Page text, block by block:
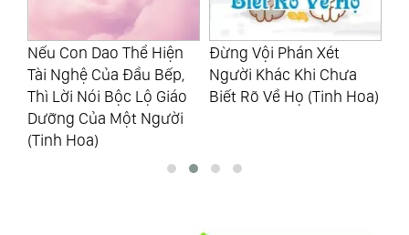
Nếu Con Dao Thể Hiện
Tài Nghệ Của Đầu Bếp,
Thì Lời Nói Bộc Lộ Giáo
Dưỡng Của Một Người
(Tinh Hoa)
Đừng Vội Phán Xét
Người Khác Khi Chưa
Biết Rõ Về Họ (Tinh Hoa)